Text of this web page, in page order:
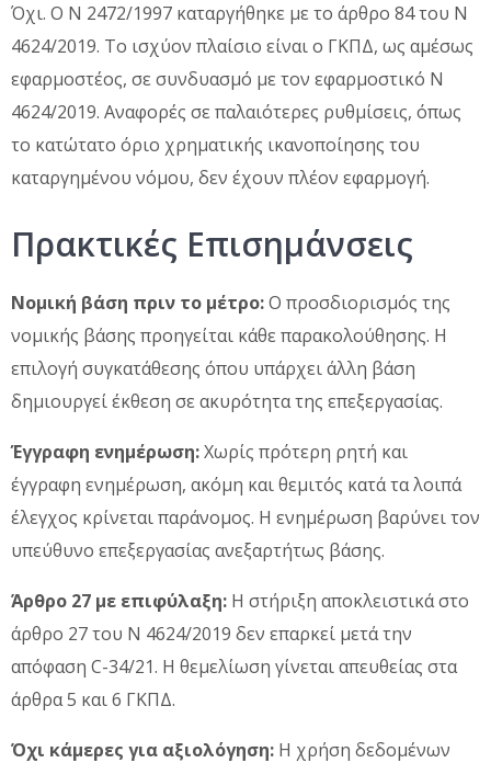
Όχι. Ο Ν 2472/1997 καταργήθηκε με το άρθρο 84 του Ν
4624/2019. Το ισχύον πλαίσιο είναι ο ΓΚΠΔ, ως αμέσως
εφαρμοστέος, σε συνδυασμό με τον εφαρμοστικό Ν
4624/2019. Αναφορές σε παλαιότερες ρυθμίσεις, όπως
το κατώτατο όριο χρηματικής ικανοποίησης του
καταργημένου νόμου, δεν έχουν πλέον εφαρμογή.
Πρακτικές Επισημάνσεις
Νομική βάση πριν το μέτρο:Ο προσδιορισμός της
νομικής βάσης προηγείται κάθε παρακολούθησης. Η
επιλογή συγκατάθεσης όπου υπάρχει άλλη βάση
δημιουργεί έκθεση σε ακυρότητα της επεξεργασίας.
Έγγραφη ενημέρωση:Χωρίς πρότερη ρητή και
έγγραφη ενημέρωση, ακόμη και θεμιτός κατά τα λοιπά
έλεγχος κρίνεται παράνομος. Η ενημέρωση βαρύνει τον
υπεύθυνο επεξεργασίας ανεξαρτήτως βάσης.
Άρθρο 27 με επιφύλαξη: Η στήριξη αποκλειστικά στο
άρθρο 27 του Ν 4624/2019 δεν επαρκεί μετά την
απόφαση C-34/21. Η θεμελίωση γίνεται απευθείας στα
άρθρα 5 και 6 ΓΚΠΔ.
Όχι κάμερες για αξιολόγηση: Η χρήση δεδομένων